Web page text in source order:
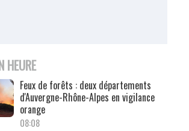
HEURE
Feux de forêts : deux départements
d'Auvergne-Rhône-Alpes en vigilance
orange
08:08